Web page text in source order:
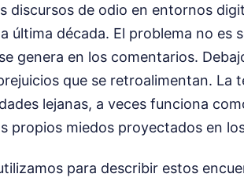
discursos de odio en entornos
última década. El problema no es
genera en los comentarios.
que se retroalimentan. La
lejanas, a veces funciona
propios miedos proyectados en
para describir estos